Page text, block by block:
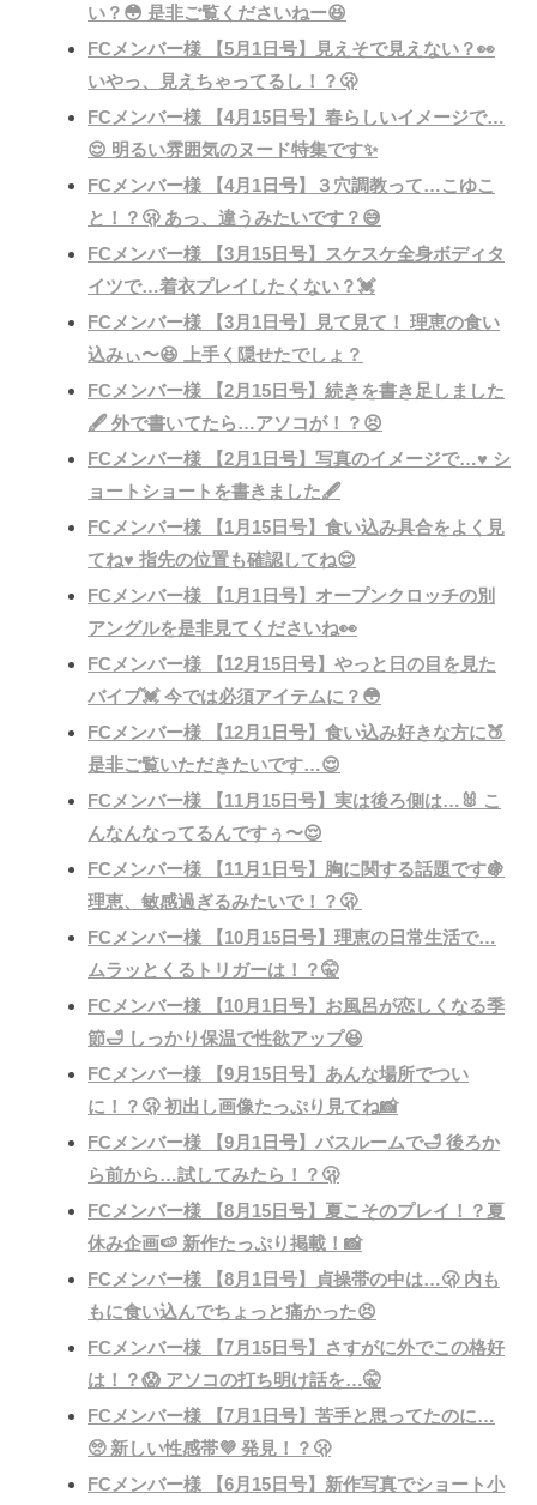
い？😳 是非ご覧くださいねー😆
FCメンバー様 【5月1日号】見えそで見えない？👀
いやっ、見えちゃってるし！？🫢
FCメンバー様 【4月15日号】春らしいイメージで…
😌 明るい雰囲気のヌード特集です✨
FCメンバー様 【4月1日号】３穴調教って…こゆこ
と！？🫢 あっ、違うみたいです？😅
FCメンバー様 【3月15日号】スケスケ全身ボディタ
イツで…着衣プレイしたくない？💓
FCメンバー様 【3月1日号】見て見て！ 理恵の食い
込みぃ〜😆 上手く隠せたでしょ？
FCメンバー様 【2月15日号】続きを書き足しました
🖋 外で書いてたら…アソコが！？😣
FCメンバー様 【2月1日号】写真のイメージで…♥️ シ
ョートショートを書きました🖋
FCメンバー様 【1月15日号】食い込み具合をよく見
てね♥️ 指先の位置も確認してね😌
FCメンバー様 【1月1日号】オープンクロッチの別
アングルを是非見てくださいね👀
FCメンバー様 【12月15日号】やっと日の目を見た
バイブ💓 今では必須アイテムに？😳
FCメンバー様 【12月1日号】食い込み好きな方に🍑
是非ご覧いただきたいです…😌
FCメンバー様 【11月15日号】実は後ろ側は…🐰 こ
んなんなってるんですぅ〜😌
FCメンバー様 【11月1日号】胸に関する話題です🍇
理恵、敏感過ぎるみたいで！？🫢
FCメンバー様 【10月15日号】理恵の日常生活で…
ムラッとくるトリガーは！？🤫
FCメンバー様 【10月1日号】お風呂が恋しくなる季
節🛁 しっかり保温で性欲アップ😆
FCメンバー様 【9月15日号】あんな場所でつい
に！？🫢 初出し画像たっぷり見てね📸
FCメンバー様 【9月1日号】バスルームで🛁 後ろか
ら前から…試してみたら！？🫢
FCメンバー様 【8月15日号】夏こそのプレイ！？夏
休み企画🍉 新作たっぷり掲載！📸
FCメンバー様 【8月1日号】貞操帯の中は…🫢 内も
もに食い込んでちょっと痛かった😣
FCメンバー様 【7月15日号】さすがに外でこの格好
は！？😱 アソコの打ち明け話を…🤫
FCメンバー様 【7月1日号】苦手と思ってたのに…
🥺 新しい性感帯💜 発見！？🫢
FCメンバー様 【6月15日号】新作写真でショート小